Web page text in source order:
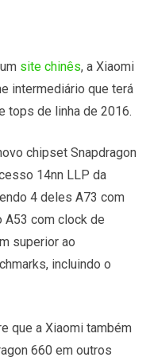
site chinês, a Xiaomi
intermediário que terá
tops de linha de 2016.
chipset Snapdragon
14nn LLP da
4 deles A73 com
A53 com clock de
superior ao
incluindo o
que a Xiaomi também
660 em outros